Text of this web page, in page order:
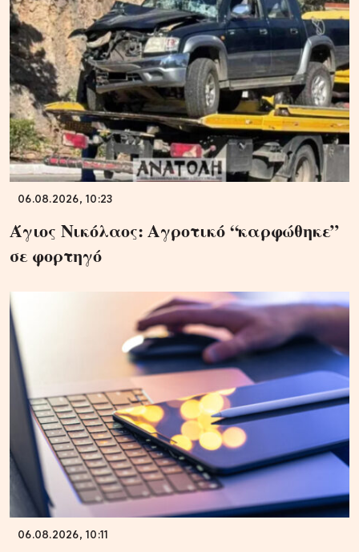
06.08.2026, 10:23
Άγιος Νικόλαος: Αγροτικό “καρφώθηκε”
σε φορτηγό
06.08.2026, 10:11